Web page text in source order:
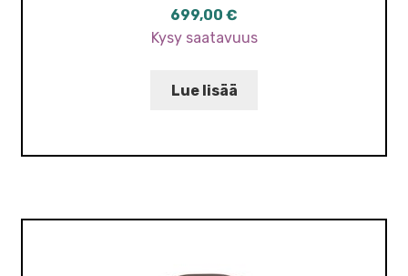
699,00 €
Kysy saatavuus
Lue lisää